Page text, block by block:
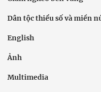
Dân tộc thiểu số và miền
English
Ảnh
Multimedia